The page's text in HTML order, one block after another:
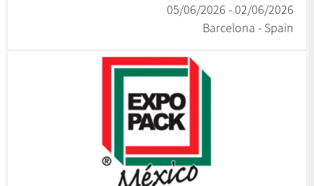
02/06/2026 - 05/06/2026
Barcelona - Spain